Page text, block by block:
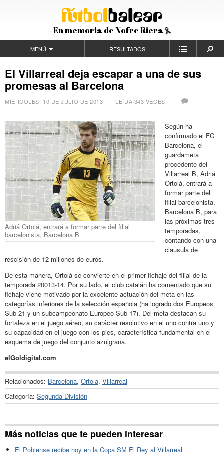
En memoria de Nofre Riera
MENÚ RESULTADOS
El Villarreal deja escapar a una de sus
promesas al Barcelona
MIÉRCOLES, 10 DE JULIO DE 2013 | LEÍDA 343 VECES |
Adriá Ortolá, entrará a formar parte del filial
barcelonista, Barcelona B
Según ha
confirmado el FC
Barcelona, el
guardameta
procedente del
Villarreal B, Adriá
Ortolá, entrará a
formar parte del
filial barcelonista,
Barcelona B, para
las próximas tres
temporadas,
contando con una
clausula de
rescisión de 12 millones de euros.
De esta manera, Ortolá se convierte en el primer fichaje del filial de la
temporada 20013-14. Por su lado, el club catalán ha comentado que su
fichaje viene motivado por la excelente actuación del meta en las
categorías inferiores de la selección española (ha logrado dos Europeos
Sub-21 y un subcampeonato Europeo Sub-17). Del meta destacan su
fortaleza en el juego aéreo, su carácter resolutivo en el uno contra uno y
su capacidad en el juego con los pies, característica fundamental en el
esquema de juego del conjunto azulgrana.
elGoldigital.com
Relacionados: Barcelona, Ortola, Villarreal
Categoría: Segunda División
Más noticias que te pueden interesar
El Poblense recibe hoy en la Copa SM El Rey al Villarreal